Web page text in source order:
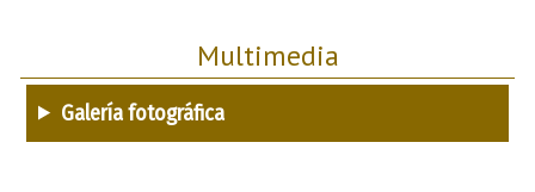
Multimedia
Galería fotográfica